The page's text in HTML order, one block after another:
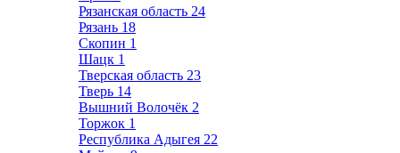
Рязанская область 24
Рязань 18
Скопин 1
Шацк 1
Тверская область 23
Тверь 14
Вышний Волочёк 2
Торжок 1
Республика Адыгея 22